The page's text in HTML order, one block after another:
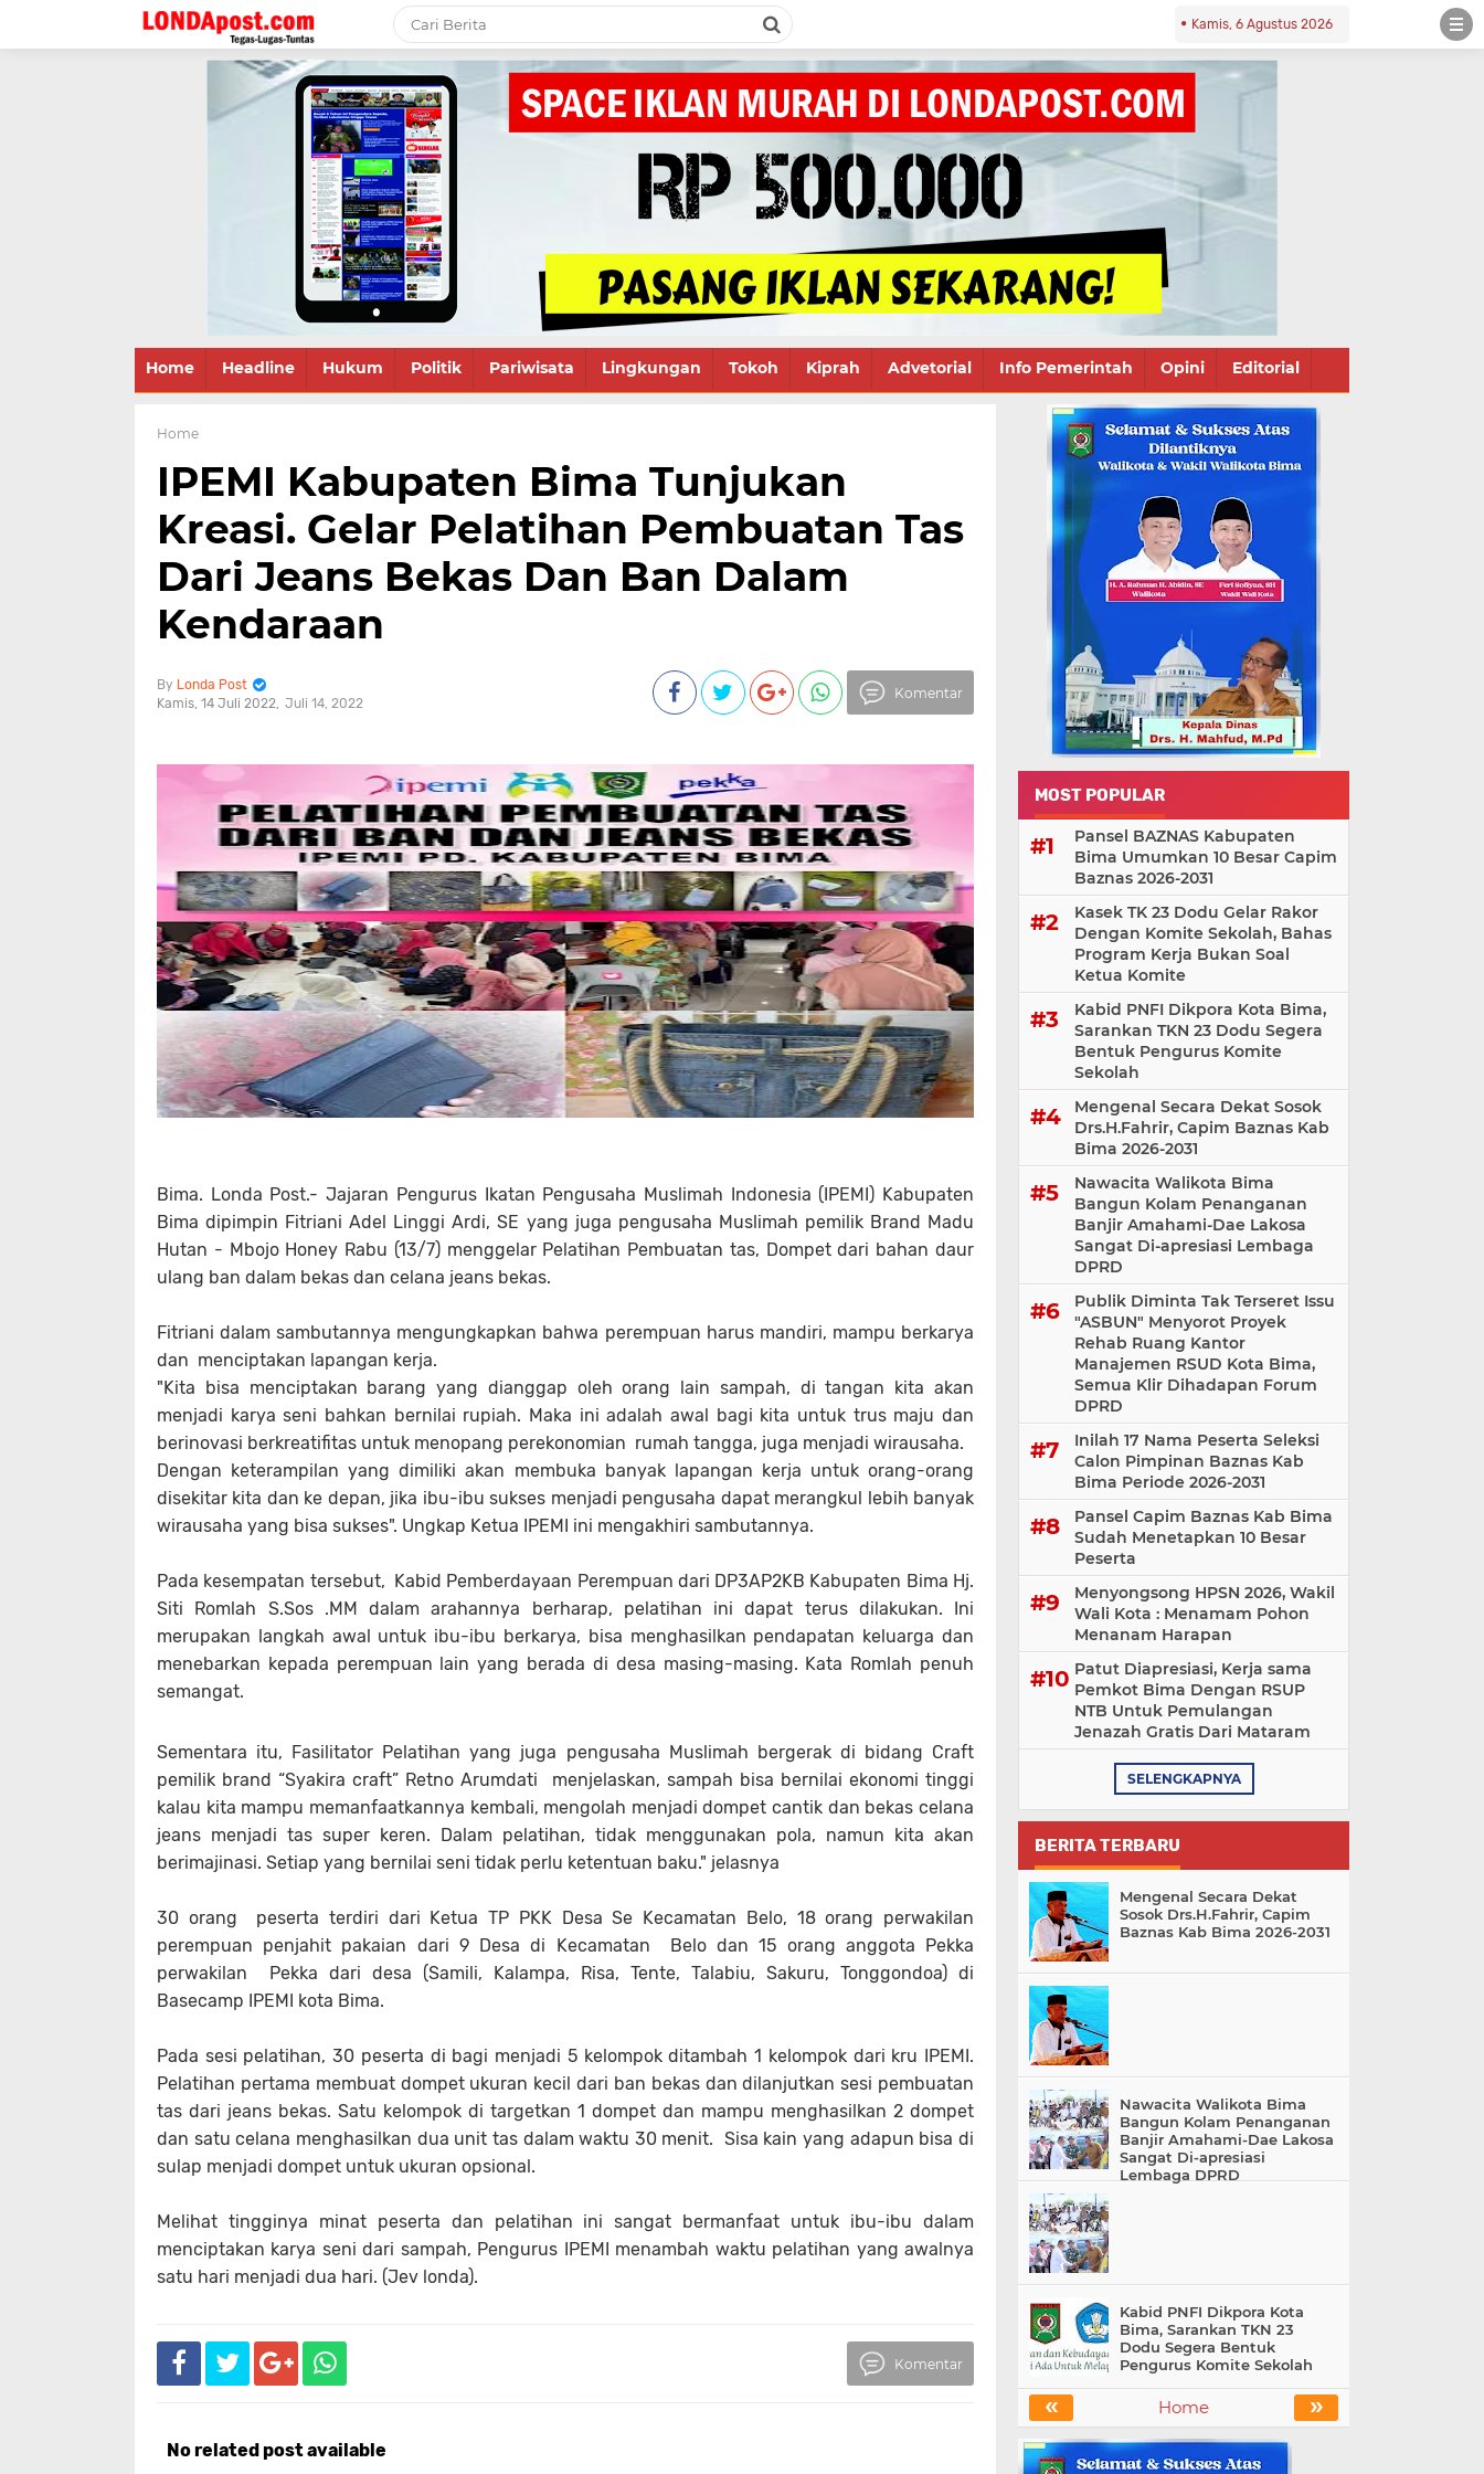
Kamis, 6 Agustus 2026
Home Headline Hukum Politik Pariwisata Lingkungan Tokoh Kiprah Advetorial Info Pemerintah Opini Editorial
Home
IPEMI Kabupaten Bima Tunjukan
Kreasi. Gelar Pelatihan Pembuatan Tas
Dari Jeans Bekas Dan Ban Dalam
Kendaraan
Londa Post
Kamis, 14 Juli 2022 Juli 14, 2022
Komentar
Bima. Londa Post.- Jajaran Pengurus Ikatan Pengusaha Muslimah Indonesia (IPEMI) Kabupaten
Bima dipimpin Fitriani Adel Linggi Ardi, SE yang juga pengusaha Muslimah pemilik Brand Madu
Hutan - Mbojo Honey Rabu (13/7) menggelar Pelatihan Pembuatan tas, Dompet dari bahan daur
ulang ban dalam bekas dan celana jeans bekas.
Fitriani dalam sambutannya mengungkapkan bahwa perempuan harus mandiri, mampu berkarya
dan menciptakan lapangan kerja.
"Kita bisa menciptakan barang yang dianggap oleh orang lain sampah, di tangan kita akan
menjadi karya seni bahkan bernilai rupiah. Maka ini adalah awal bagi kita untuk trus maju dan
berinovasi berkreatifitas untuk menopang perekonomian rumah tangga, juga menjadi wirausaha.
Dengan keterampilan yang dimiliki akan membuka banyak lapangan kerja untuk orang-orang
disekitar kita dan ke depan, jika ibu-ibu sukses menjadi pengusaha dapat merangkul lebih banyak
wirausaha yang bisa sukses". Ungkap Ketua IPEMI ini mengakhiri sambutannya.
Pada kesempatan tersebut, Kabid Pemberdayaan Perempuan dari DP3AP2KB Kabupaten Bima Hj.
Siti Romlah S.Sos .MM dalam arahannya berharap, pelatihan ini dapat terus dilakukan. Ini
merupakan langkah awal untuk ibu-ibu berkarya, bisa menghasilkan pendapatan keluarga dan
menebarkan kepada perempuan lain yang berada di desa masing-masing. Kata Romlah penuh
semangat.
Sementara itu, Fasilitator Pelatihan yang juga pengusaha Muslimah bergerak di bidang Craft
pemilik brand “Syakira craft” Retno Arumdati menjelaskan, sampah bisa bernilai ekonomi tinggi
kalau kita mampu memanfaatkannya kembali, mengolah menjadi dompet cantik dan bekas celana
jeans menjadi tas super keren. Dalam pelatihan, tidak menggunakan pola, namun kita akan
berimajinasi. Setiap yang bernilai seni tidak perlu ketentuan baku." jelasnya
30 orang peserta terdiri dari Ketua TP PKK Desa Se Kecamatan Belo, 18 orang perwakilan
perempuan penjahit pakaian dari 9 Desa di Kecamatan Belo dan 15 orang anggota Pekka
perwakilan Pekka dari desa (Samili, Kalampa, Risa, Tente, Talabiu, Sakuru, Tonggondoa) di
Basecamp IPEMI kota Bima.
Pada sesi pelatihan, 30 peserta di bagi menjadi 5 kelompok ditambah 1 kelompok dari kru IPEMI.
Pelatihan pertama membuat dompet ukuran kecil dari ban bekas dan dilanjutkan sesi pembuatan
tas dari jeans bekas. Satu kelompok di targetkan 1 dompet dan mampu menghasilkan 2 dompet
dan satu celana menghasilkan dua unit tas dalam waktu 30 menit. Sisa kain yang adapun bisa di
sulap menjadi dompet untuk ukuran opsional.
Melihat tingginya minat peserta dan pelatihan ini sangat bermanfaat untuk ibu-ibu dalam
menciptakan karya seni dari sampah, Pengurus IPEMI menambah waktu pelatihan yang awalnya
satu hari menjadi dua hari. (Jev londa).
Komentar
No related post available
MOST POPULAR
Pansel BAZNAS Kabupaten
Bima Umumkan 10 Besar Capim
Baznas 2026-2031
Kasek TK 23 Dodu Gelar Rakor
Dengan Komite Sekolah, Bahas
Program Kerja Bukan Soal
Ketua Komite
Kabid PNFI Dikpora Kota Bima,
Sarankan TKN 23 Dodu Segera
Bentuk Pengurus Komite
Sekolah
Mengenal Secara Dekat Sosok
Drs.H.Fahrir, Capim Baznas Kab
Bima 2026-2031
Nawacita Walikota Bima
Bangun Kolam Penanganan
Banjir Amahami-Dae Lakosa
Sangat Di-apresiasi Lembaga
DPRD
Publik Diminta Tak Terseret Issu
"ASBUN" Menyorot Proyek
Rehab Ruang Kantor
Manajemen RSUD Kota Bima,
Semua Klir Dihadapan Forum
DPRD
Inilah 17 Nama Peserta Seleksi
Calon Pimpinan Baznas Kab
Bima Periode 2026-2031
Pansel Capim Baznas Kab Bima
Sudah Menetapkan 10 Besar
Peserta
Menyongsong HPSN 2026, Wakil
Wali Kota : Menamam Pohon
Menanam Harapan
Patut Diapresiasi, Kerja sama
Pemkot Bima Dengan RSUP
NTB Untuk Pemulangan
Jenazah Gratis Dari Mataram
SELENGKAPNYA
BERITA TERBARU
Mengenal Secara Dekat
Sosok Drs.H.Fahrir, Capim
Baznas Kab Bima 2026-2031
Nawacita Walikota Bima
Bangun Kolam Penanganan
Banjir Amahami-Dae Lakosa
Sangat Di-apresiasi
Lembaga DPRD
Kabid PNFI Dikpora Kota
Bima, Sarankan TKN 23
Dodu Segera Bentuk
Pengurus Komite Sekolah
« »
Home